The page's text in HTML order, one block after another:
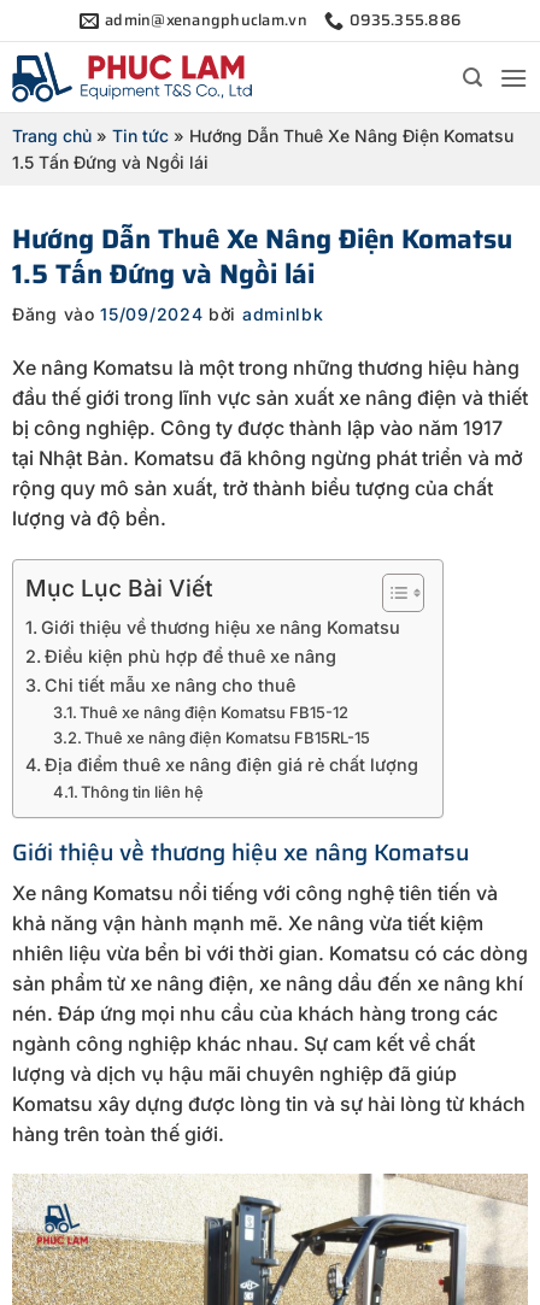
qua
nội
dung
admin@xenangphuclam.vn 0935.355.886
Trang chủ » Tin tức » Hướng Dẫn Thuê Xe Nâng Điện Komatsu
1.5 Tấn Đứng và Ngồi lái
Hướng Dẫn Thuê Xe Nâng Điện Komatsu
1.5 Tấn Đứng và Ngồi lái
Đăng vào15/09/2024 bởi adminlbk
Xe nâng Komatsu là một trong những thương hiệu hàng
đầu thế giới trong lĩnh vực sản xuất xe nâng điện và thiết
bị công nghiệp. Công ty được thành lập vào năm 1917
tại Nhật Bản. Komatsu đã không ngừng phát triển và mở
rộng quy mô sản xuất, trở thành biểu tượng của chất
lượng và độ bền.
Mục Lục Bài Viết
Giới thiệu về thương hiệu xe nâng Komatsu
Điều kiện phù hợp để thuê xe nâng
Chi tiết mẫu xe nâng cho thuê
Thuê xe nâng điện Komatsu FB15-12
Thuê xe nâng điện Komatsu FB15RL-15
Địa điểm thuê xe nâng điện giá rẻ chất lượng
Thông tin liên hệ
Giới thiệu về thương hiệu xe nâng Komatsu
Xe nâng Komatsu nổi tiếng với công nghệ tiên tiến và
khả năng vận hành mạnh mẽ. Xe nâng vừa tiết kiệm
nhiên liệu vừa bển bỉ với thời gian. Komatsu có các dòng
sản phẩm từ xe nâng điện, xe nâng dầu đến xe nâng khí
nén. Đáp ứng mọi nhu cầu của khách hàng trong các
ngành công nghiệp khác nhau. Sự cam kết về chất
lượng và dịch vụ hậu mãi chuyên nghiệp đã giúp
Komatsu xây dựng được lòng tin và sự hài lòng từ khách
hàng trên toàn thế giới.